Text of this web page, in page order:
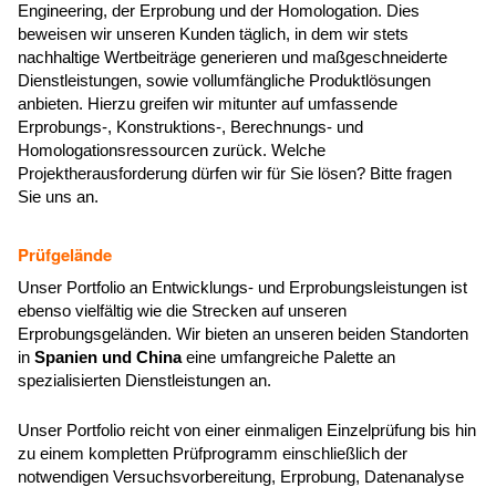
Engineering, der Erprobung und der Homologation. Dies
beweisen wir unseren Kunden täglich, in dem wir stets
nachhaltige Wertbeiträge generieren und maßgeschneiderte
Dienstleistungen, sowie vollumfängliche Produktlösungen
anbieten. Hierzu greifen wir mitunter auf umfassende
Erprobungs-, Konstruktions-, Berechnungs- und
Homologationsressourcen zurück. Welche
Projektherausforderung dürfen wir für Sie lösen? Bitte fragen
Sie uns an.
Prüfgelände
Unser Portfolio an Entwicklungs- und Erprobungsleistungen ist
ebenso vielfältig wie die Strecken auf unseren
Erprobungsgeländen. Wir bieten an unseren beiden Standorten
in Spanien und Chinaeine umfangreiche Palette an
spezialisierten Dienstleistungen an.
Unser Portfolio reicht von einer einmaligen Einzelprüfung bis hin
zu einem kompletten Prüfprogramm einschließlich der
notwendigen Versuchsvorbereitung, Erprobung, Datenanalyse